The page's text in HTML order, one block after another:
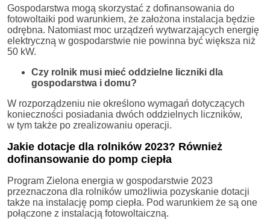
Gospodarstwa mogą skorzystać z dofinansowania do
fotowoltaiki pod warunkiem, że założona instalacja będzie
odrębna. Natomiast moc urządzeń wytwarzających energię
elektryczną w gospodarstwie nie powinna być większa niż
50 kW.
Czy rolnik musi mieć oddzielne liczniki dla
gospodarstwa i domu?
W rozporządzeniu nie określono wymagań dotyczących
konieczności posiadania dwóch oddzielnych liczników,
w tym także po zrealizowaniu operacji.
Jakie dotacje dla rolników 2023? Również
dofinansowanie do pomp ciepła
Program Zielona energia w gospodarstwie 2023
przeznaczona dla rolników umożliwia pozyskanie dotacji
także na instalację pomp ciepła. Pod warunkiem że są one
połączone z instalacją fotowoltaiczną.